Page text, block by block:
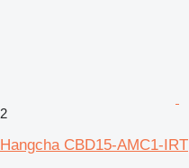
2
Hangcha CBD15-AMC1-IRT